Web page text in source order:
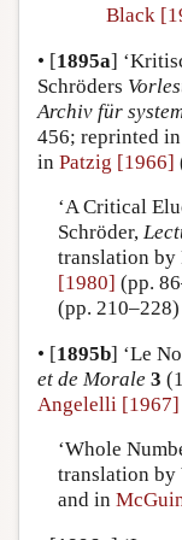
Black
• [1895a]
Schröders
Archiv für
456; reprinted in
in Patzig [1966]
‘A Critical
Schröder,
translation by
[1980] (pp.
(pp. 210–228)
• [1895b] ‘Le
et de Morale 3
Angelelli [1967]
‘Whole
translation by
and in